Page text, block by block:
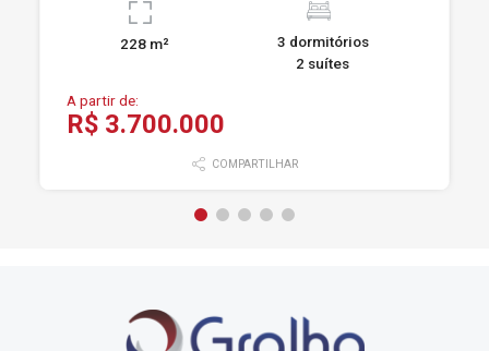
228 m²
3 dormitórios
2 suítes
A partir de:
R$ 3.700.000
COMPARTILHAR